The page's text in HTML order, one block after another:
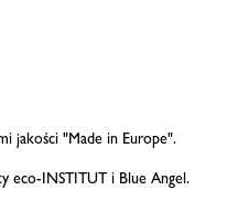
jakości "Made in Europe".
eco-INSTITUT i Blue Angel.